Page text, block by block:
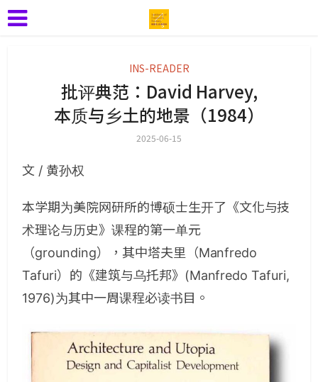
INS-READER
批评典范：David Harvey,
本质与乡土的地景（1984）
2025-06-15
文 / 黄孙权
本学期为美院网研所的博硕士生开了《文化与技
术理论与历史》课程的第一单元
（grounding），其中塔夫里（Manfredo
Tafuri）的《建筑与乌托邦》(Manfredo Tafuri,
1976)为其中一周课程必读书目。